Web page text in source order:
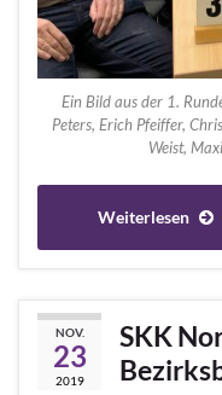
Ein Bild aus der 1.
Peters, Erich Pfeiffer,
Weist,
Weiterlesen
NOV.
23
2019
SKK